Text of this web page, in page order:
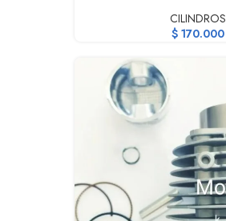
CILINDROS
$ 170.000